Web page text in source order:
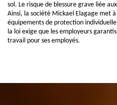
sol. Le risque de blessure grave liée
Ainsi, la société Mickael Elagage met
équipements de protection
la loi exige que les employeurs
travail pour ses employés.